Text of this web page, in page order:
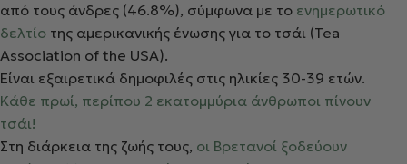
από τους άνδρες (46.8%), σύμφωνα με το ενημερωτικό
δελτίο της αμερικανικής ένωσης για το τσάι (Tea
Association of the USA).
Είναι εξαιρετικά δημοφιλές στις ηλικίες 30-39 ετών.
Κάθε πρωί, περίπου 2 εκατομμύρια άνθρωποι πίνουν
τσάι!
Στη διάρκεια της ζωής τους, οι Βρετανοί ξοδεύουν